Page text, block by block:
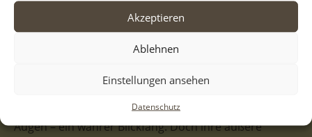
Akzeptieren
Ablehnen
Einstellungen ansehen
Datenschutz
liebevolles Zuhause auf Lebenszeit.
Dürfen wir vorstellen, das hier ist die tapfere
Sekunde eins in ihren Bann gezogen. Alleine ihr
Aussehen – das schwarz-braune Fell, die dunklen
Augen – ein wahrer Blickfang. Doch ihre äußere